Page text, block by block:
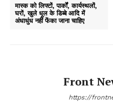
मास्क को लिफ्टों, पार्कों, कार्यस्थलों,
घरों, खुले धूल के डिब्बे आदि में
अंधाधुंध नहीं फेंका जाना चाहिए
Front
https://